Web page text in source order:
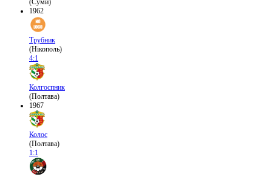
(Суми)
1962
Трубник
(Нікополь)
4:1
Колгоспник
(Полтава)
1967
Колос
(Полтава)
1:1